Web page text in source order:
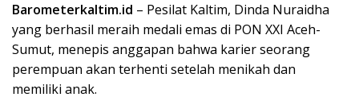
Barometerkaltim.id – Pesilat Kaltim, Dinda Nuraidha
yang berhasil meraih medali emas di PON XXI Aceh-
Sumut, menepis anggapan bahwa karier seorang
perempuan akan terhenti setelah menikah dan
memiliki anak.